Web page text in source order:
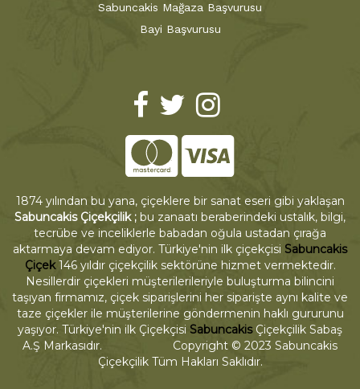
Sabuncakis Mağaza Başvurusu
Bayi Başvurusu
1874 yılından bu yana, çiçeklere bir sanat eseri gibi yaklaşan
Sabuncakis Çiçekçilik ; bu zanaatı beraberindeki ustalık, bilgi,
tecrübe ve inceliklerle babadan oğula ustadan çırağa
aktarmaya devam ediyor. Türkiye'nin ilk çiçekçisi Sabuncakis
Çiçek146 yıldır çiçekçilik sektörüne hizmet vermektedir.
Nesillerdir çiçekleri müşterilerileriyle buluşturma bilincini
taşıyan firmamız, çiçek siparişlerini her siparişte aynı kalite ve
taze çiçekler ile müşterilerine göndermenin haklı gururunu
yaşıyor. Türkiye'nin ilk Çiçekçisi SabuncakisÇiçekçilik Sabaş
A.Ş Markasıdır. Copyright © 2023 Sabuncakis
Çiçekçilik Tüm Hakları Saklıdır.